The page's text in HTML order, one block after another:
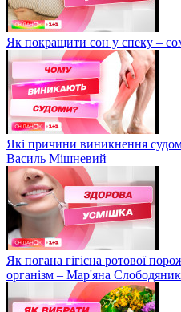
Як покращити сон у спеку –
Які причини виникнення
Василь Мішневий
Як погана гігієна ротової
організм – Мар'яна Слободяник